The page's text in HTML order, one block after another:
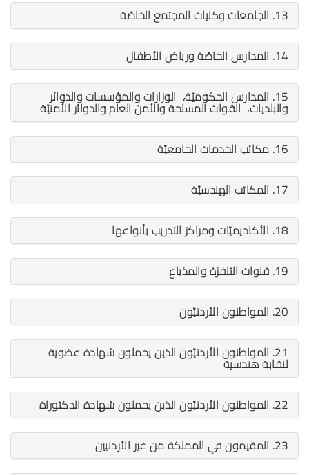
13. الجامعات وكليات المجتمع الخاصّة
14. المدارس الخاصّة ورياض الأطفال
15. المدارس الحكوميّة، الوزارات والمؤسسات والدوائر
والبلديات، القوات المسلحة والأمن العام والدوائر الأمنيّة
16. مكاتب الخدمات الجامعيّة
17. المكاتب الهندسيّة
18. الأكاديميّات ومراكز التدريب بأنواعها
19. قنوات التلفزة والمذياع
20. المواطنون الأردنيّون
21. المواطنون الأردنيّون الذين يحملون شهادة عضوية
لنقابة هندسية
22. المواطنون الأردنيّون الذين يحملون شهادة الدكتوراة
23. المقيمون في المملكة من غير الأردنيين